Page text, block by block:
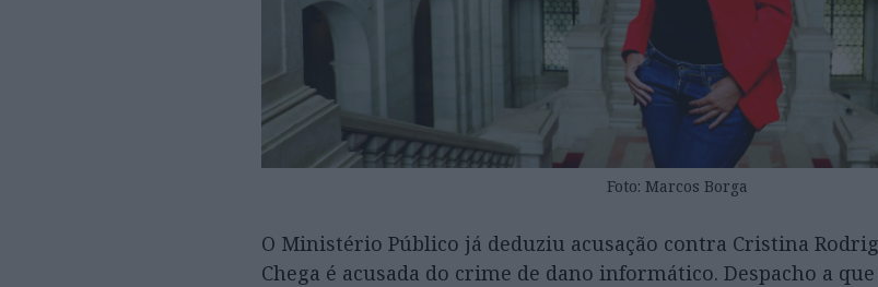
Foto: Marcos Borga
O Ministério Público já deduziu acusação contra Cristina
Chega é acusada do crime de dano informático. Despacho a que